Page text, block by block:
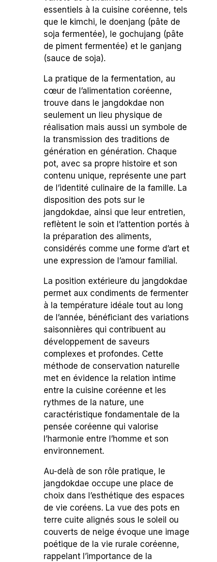
essentiels à la cuisine coréenne, tels
que le kimchi, le doenjang (pâte de
soja fermentée), le gochujang (pâte
de piment fermentée) et le ganjang
(sauce de soja).
La pratique de la fermentation, au
cœur de l’alimentation coréenne,
trouve dans le jangdokdae non
seulement un lieu physique de
réalisation mais aussi un symbole de
la transmission des traditions de
génération en génération. Chaque
pot, avec sa propre histoire et son
contenu unique, représente une part
de l’identité culinaire de la famille. La
disposition des pots sur le
jangdokdae, ainsi que leur entretien,
reflètent le soin et l’attention portés à
la préparation des aliments,
considérés comme une forme d’art et
une expression de l’amour familial.
La position extérieure du jangdokdae
permet aux condiments de fermenter
à la température idéale tout au long
de l’année, bénéficiant des variations
saisonnières qui contribuent au
développement de saveurs
complexes et profondes. Cette
méthode de conservation naturelle
met en évidence la relation intime
entre la cuisine coréenne et les
rythmes de la nature, une
caractéristique fondamentale de la
pensée coréenne qui valorise
l’harmonie entre l’homme et son
environnement.
Au-delà de son rôle pratique, le
jangdokdae occupe une place de
choix dans l’esthétique des espaces
de vie coréens. La vue des pots en
terre cuite alignés sous le soleil ou
couverts de neige évoque une image
poétique de la vie rurale coréenne,
rappelant l’importance de la